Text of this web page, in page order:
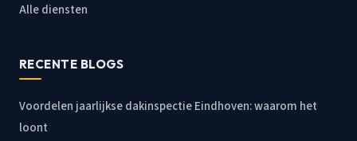
Alle diensten
RECENTE BLOGS
Voordelen jaarlijkse dakinspectie Eindhoven: waarom het
loont